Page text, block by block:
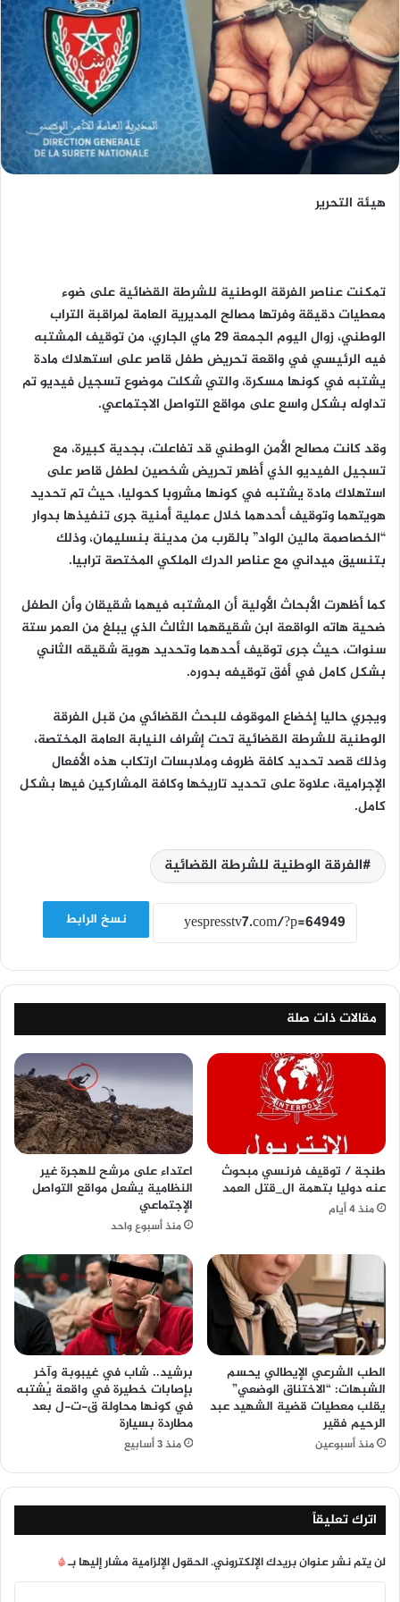
هيئة التحرير
تمكنت عناصر الفرقة الوطنية للشرطة القضائية على ضوء
معطيات دقيقة وفرتها مصالح المديرية العامة لمراقبة التراب
الوطني، زوال اليوم الجمعة 29 ماي الجاري، من توقيف المشتبه
فيه الرئيسي في واقعة تحريض طفل قاصر على استهلاك مادة
يشتبه في كونها مسكرة، والتي شكلت موضوع تسجيل فيديو تم
تداوله بشكل واسع على مواقع التواصل الاجتماعي.
وقد كانت مصالح الأمن الوطني قد تفاعلت، بجدية كبيرة، مع
تسجيل الفيديو الذي أظهر تحريض شخصين لطفل قاصر على
استهلاك مادة يشتبه في كونها مشروبا كحوليا، حيث تم تحديد
هويتهما وتوقيف أحدهما خلال عملية أمنية جرى تنفيذها بدوار
“الخصاصمة مالين الواد” بالقرب من مدينة بنسليمان، وذلك
بتنسيق ميداني مع عناصر الدرك الملكي المختصة ترابيا.
كما أظهرت الأبحاث الأولية أن المشتبه فيهما شقيقان وأن الطفل
ضحية هاته الواقعة ابن شقيقهما الثالث الذي يبلغ من العمر ستة
سنوات، حيث جرى توقيف أحدهما وتحديد هوية شقيقه الثاني
بشكل كامل في أفق توقيفه بدوره.
ويجري حاليا إخضاع الموقوف للبحث القضائي من قبل الفرقة
الوطنية للشرطة القضائية تحت إشراف النيابة العامة المختصة،
وذلك قصد تحديد كافة ظروف وملابسات ارتكاب هذه الأفعال
الإجرامية، علاوة على تحديد تاريخها وكافة المشاركين فيها بشكل
كامل.
الفرقة الوطنية للشرطة القضائية
نسخ الرابط
مقالات ذات صلة
طنجة / توقيف فرنسي مبحوث
عنه دوليا بتهمة ال_قتل العمد
منذ 4 أيام
اعتداء على مرشح للهجرة غير
النظامية يشعل مواقع التواصل
الإجتماعي
منذ أسبوع واحد
الطب الشرعي الإيطالي يحسم
الشبهات: “الاختناق الوضعي”
يقلب معطيات قضية الشهيد عبد
الرحيم فقير
منذ أسبوعين
برشيد.. شاب في غيبوبة وآخر
بإصابات خطيرة في واقعة يُشتبه
في كونها محاولة ق-ت-ل بعد
مطاردة بسيارة
منذ 3 أسابيع
اترك تعليقاً
لن يتم نشر عنوان بريدك الإلكتروني.الحقول الإلزامية مشار إليها بـ*